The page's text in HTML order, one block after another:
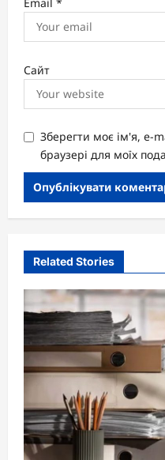
Сайт
Зберегти моє ім'я, e-
браузері для моїх
Related Stories